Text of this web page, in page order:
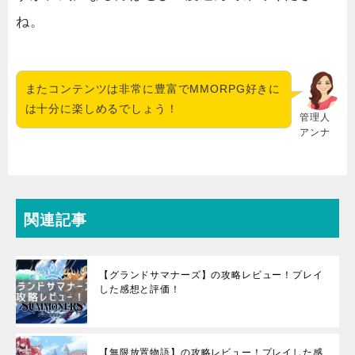
ね。
管理人
アンナ
またコンテンツは非常に豊富でMMORPG好きに
は十分に楽しめるでしょう！
関連記事
【グランドサマナーズ】の攻略レビュー！プレイ
した感想と評価！